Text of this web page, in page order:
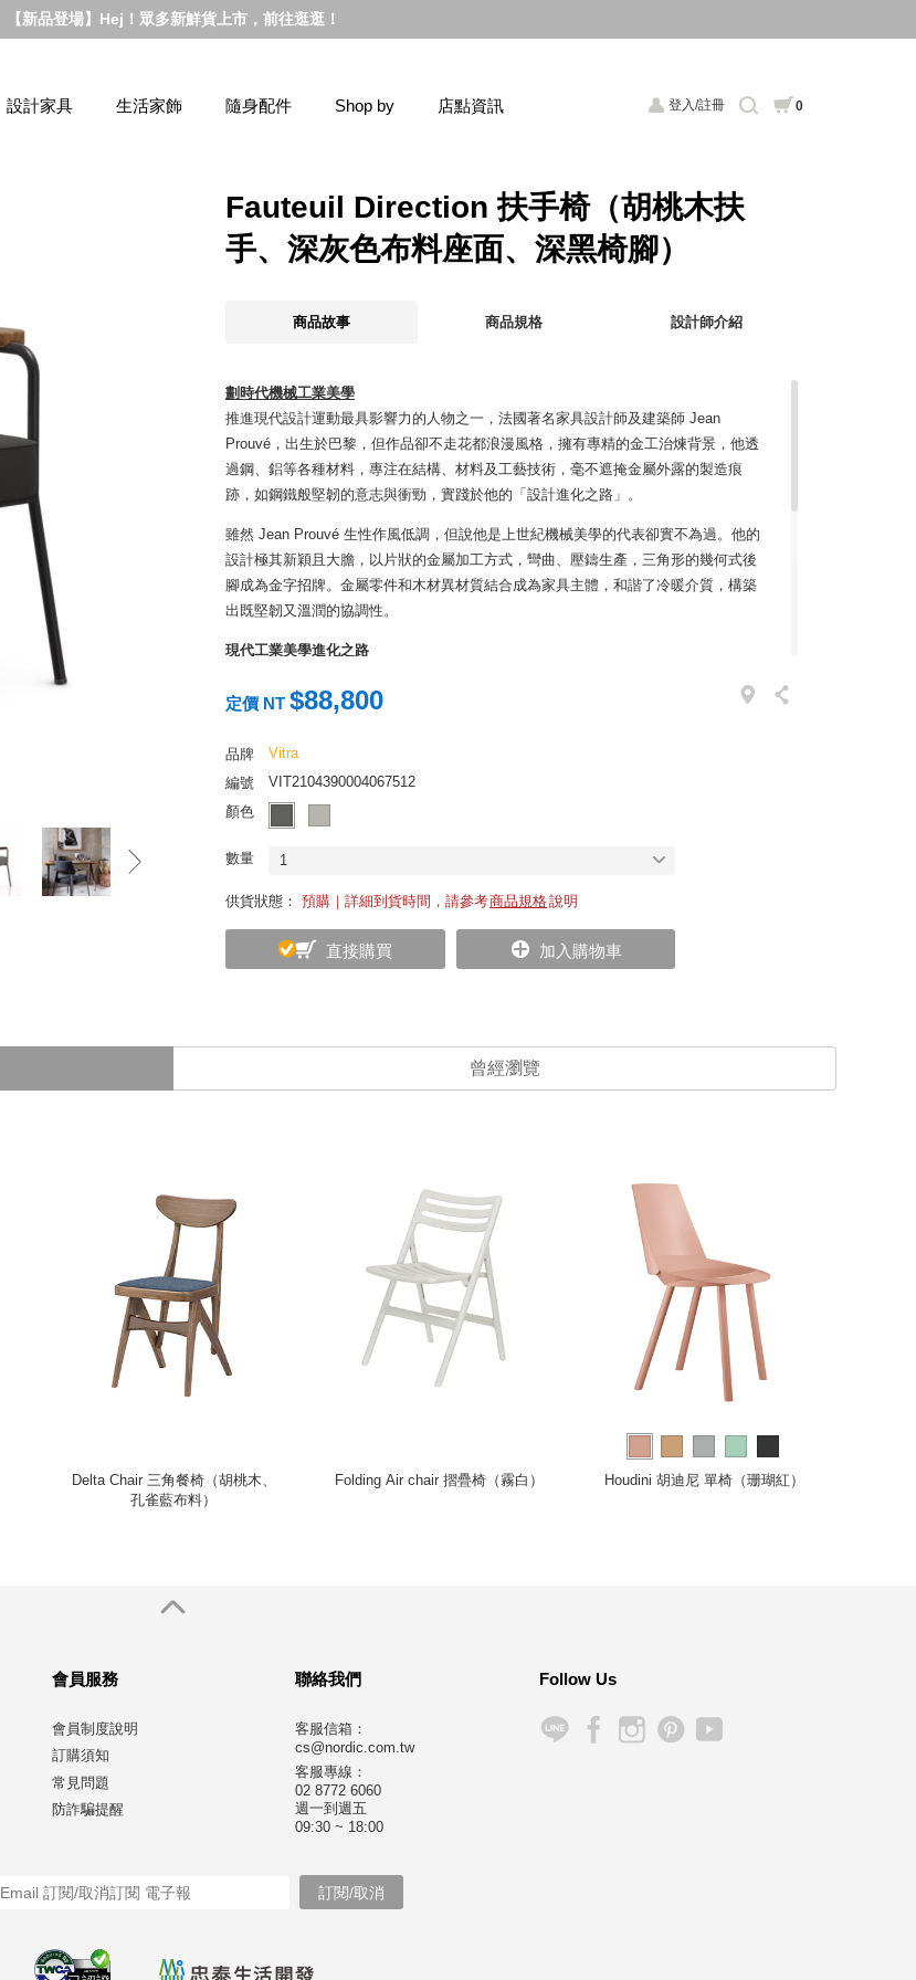
【新品登場】Hej！眾多新鮮貨上市，前往逛逛！
登入/註冊 0
設計家具 生活家飾 隨身配件 Shop by 店點資訊
Fauteuil Direction 扶手椅（胡桃木扶
手、深灰色布料座面、深黑椅腳）
商品故事 商品規格 設計師介紹
劃時代機械工業美學
推進現代設計運動最具影響力的人物之一，法國著名家具設計師及建築師 Jean
Prouvé，出生於巴黎，但作品卻不走花都浪漫風格，擁有專精的金工治煉背景，他透
過鋼、鋁等各種材料，專注在結構、材料及工藝技術，毫不遮掩金屬外露的製造痕
跡，如鋼鐵般堅韌的意志與衝勁，實踐於他的「設計進化之路」。
雖然 Jean Prouvé 生性作風低調，但說他是上世紀機械美學的代表卻實不為過。他的
設計極其新穎且大膽，以片狀的金屬加工方式，彎曲、壓鑄生產，三角形的幾何式後
腳成為金字招牌。金屬零件和木材異材質結合成為家具主體，和諧了冷暖介質，構築
出既堅韌又溫潤的協調性。
現代工業美學進化之路
取得設計授權，讓這些僅存於古董收藏拍賣的經典家具再次傳世，並持續改良生產新
重新復刻的 Fauteuil Direction 扶手椅，將頂級軟墊覆蓋上頂級布料或天然皮革，做成
厚實的椅背和椅座之後，安裝在工業風格的鋼管骨架上，扶手處再用實木裝飾並增添
溫暖觸感。椅背改良成微傾斜的角度設計，貼合脊椎的坐感更是加倍舒適，無論放置
看著 Vitra 細膩地為一張張經典作品的復刻、翻新，以現代面貌和當代生活對話，或許
是希望告訴我們，其實所有美好的新，都來自曾經的舊。
定價 NT $88,800
品牌
Vitra
編號
VIT2104390004067512
顏色
數量 1
供貨狀態： 預購｜詳細到貨時間，請參考商品規格說明
直接購買 加入購物車
曾經瀏覽
Delta Chair 三角餐椅（胡桃木、
孔雀藍布料）
Folding Air chair 摺疊椅（霧白） Houdini 胡迪尼 單椅（珊瑚紅）
會員服務
會員制度說明
訂購須知
常見問題
防詐騙提醒
聯絡我們
客服信箱：
cs@nordic.com.tw
客服專線：
02 8772 6060
週一到週五
09:30 ~ 18:00
Follow Us